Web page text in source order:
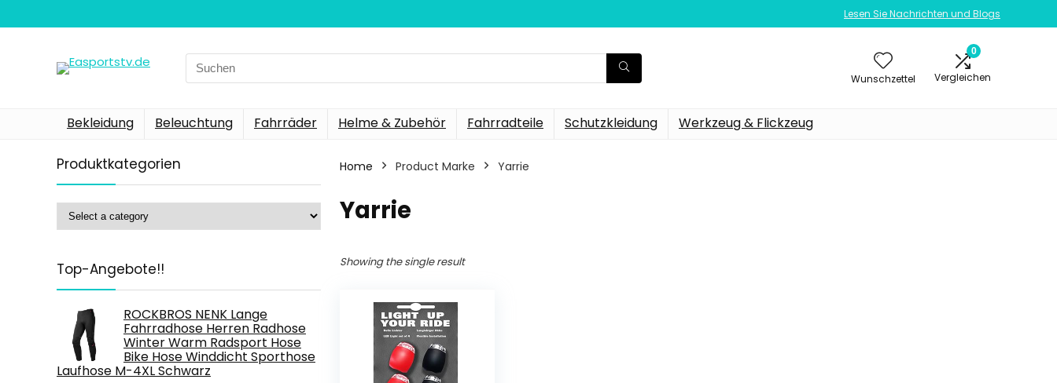
Lesen Sie Nachrichten und Blogs
Search
for:
Wunschzettel
0
Vergleichen
Bekleidung Beleuchtung Fahrräder Helme & Zubehör Fahrradteile Schutzkleidung Werkzeug & Flickzeug
Produktkategorien
Top-Angebote!!
ROCKBROS NENK Lange
Fahrradhose Herren Radhose
Winter Warm Radsport Hose
Bike Hose Winddicht Sporthose
Laufhose M-4XL Schwarz
Home Product Marke ‎Yarrie
‎Yarrie
Showing the single result